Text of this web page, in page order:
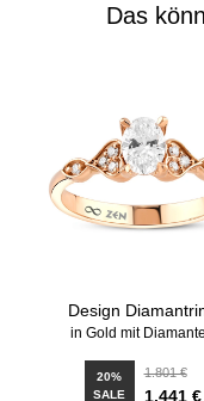
Das
Design
in Gold mit
20%
SALE
1.801 €
1.441 €